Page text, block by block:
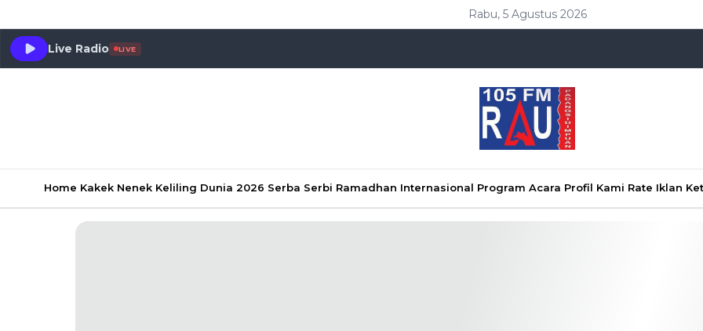
Rabu, 5 Agustus 2026
Live Radio LIVE
Home Kakek Nenek Keliling Dunia 2026 Serba Serbi Ramadhan Internasional Program Acara Profil Kami Rate Iklan